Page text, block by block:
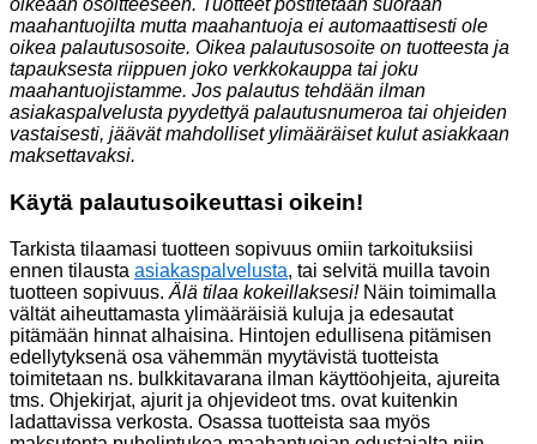
oikeaan osoitteeseen. Tuotteet postitetaan suoraan
maahantuojilta mutta maahantuoja ei automaattisesti ole
oikea palautusosoite. Oikea palautusosoite on tuotteesta ja
tapauksesta riippuen joko verkkokauppa tai joku
maahantuojistamme. Jos palautus tehdään ilman
asiakaspalvelusta pyydettyä palautusnumeroa tai ohjeiden
vastaisesti, jäävät mahdolliset ylimääräiset kulut asiakkaan
maksettavaksi.
Käytä palautusoikeuttasi oikein!
Tarkista tilaamasi tuotteen sopivuus omiin tarkoituksiisi
ennen tilausta asiakaspalvelusta, tai selvitä muilla tavoin
tuotteen sopivuus. Älä tilaa kokeillaksesi!Näin toimimalla
vältät aiheuttamasta ylimääräisiä kuluja ja edesautat
pitämään hinnat alhaisina. Hintojen edullisena pitämisen
edellytyksenä osa vähemmän myytävistä tuotteista
toimitetaan ns. bulkkitavarana ilman käyttöohjeita, ajureita
tms. Ohjekirjat, ajurit ja ohjevideot tms. ovat kuitenkin
ladattavissa verkosta. Osassa tuotteista saa myös